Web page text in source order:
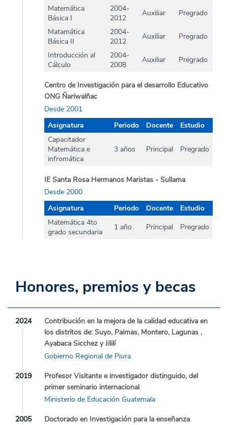
Matemática
Básica I
2004-
2012
Auxiliar
Pregrado
Matamática
Básica II
2004-
2012
Auxiliar
Pregrado
Introducción al
Cálculo
2004-
2008
Auxiliar Pregrado
Centro de Investigación para el desarrollo Educativo
ONG Ñariwalñac
Desde 2001
Asignatura
Periodo Docente
Estudio
Capacitador
Matemática e
infromática
3 años Principal Pregrado
IE Santa Rosa Hermanos Maristas - Sullama
Desde 2000
Asignatura
Periodo Docente
Estudio
Matemática 4to
grado secundaria
1 año Principal Pregrado
Honores, premios y becas
2024
Contribución en la mejora de la calidad educativa en
los distritos de: Suyo, Paimas, Montero, Lagunas ,
Ayabaca Sicchez y Jililí
Gobierno Regional de Piura
2019
Profesor Visitante e investigador distinguido, del
primer seminario internacional
Ministerio de Educación Guatemala
2005
Doctorado en Investigación para la enseñanza